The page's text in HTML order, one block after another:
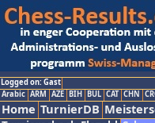
Logged on: Gast
Arabic ARM AZE BIH BUL CAT CHN
Home TurnierDB